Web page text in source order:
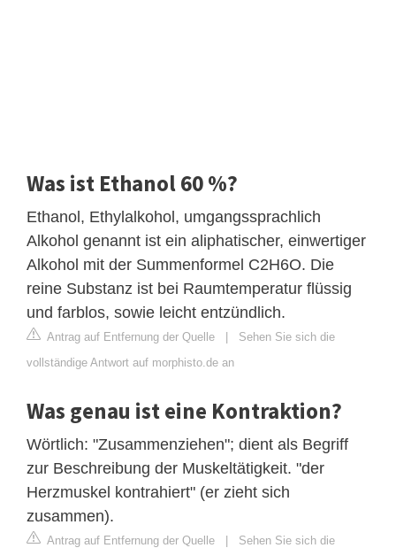
Was ist Ethanol 60 %?
Ethanol, Ethylalkohol, umgangssprachlich
Alkohol genannt ist ein aliphatischer, einwertiger
Alkohol mit der Summenformel C2H6O. Die
reine Substanz ist bei Raumtemperatur flüssig
und farblos, sowie leicht entzündlich.
Antrag auf Entfernung der Quelle | Sehen Sie sich die
vollständige Antwort auf morphisto.de an
Was genau ist eine Kontraktion?
Wörtlich: "Zusammenziehen"; dient als Begriff
zur Beschreibung der Muskeltätigkeit. "der
Herzmuskel kontrahiert" (er zieht sich
zusammen).
Antrag auf Entfernung der Quelle | Sehen Sie sich die